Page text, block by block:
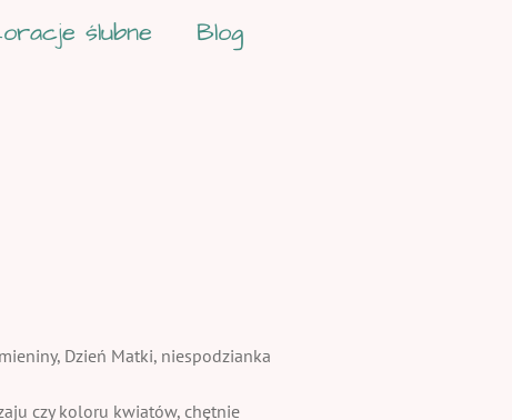
ślubne Blog
Dzień Matki, niespodzianka
czy koloru kwiatów, chętnie